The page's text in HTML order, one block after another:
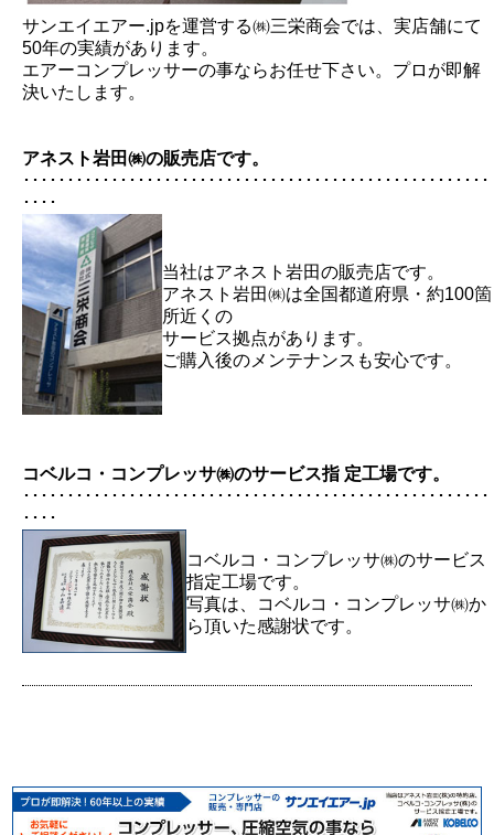
サンエイエアー.jpを運営する㈱三栄商会では、実店舗にて
50年の実績があります。
エアーコンプレッサーの事ならお任せ下さい。プロが即解
決いたします。
アネスト岩田㈱の販売店です。
･････････････････････････････････････････････････････
････
当社はアネスト岩田の販売店です。
アネスト岩田㈱は全国都道府県・約100箇
所近くの
サービス拠点があります。
ご購入後のメンテナンスも安心です。
コベルコ・コンプレッサ㈱のサービス指 定工場です。
･････････････････････････････････････････････････････
････
コベルコ・コンプレッサ㈱のサービス
指定工場です。
写真は、コベルコ・コンプレッサ㈱か
ら頂いた感謝状です。